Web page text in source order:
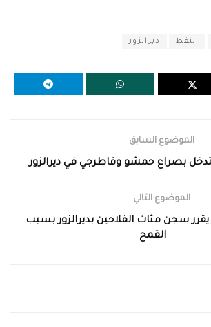
النفط ديرالزور
الموضوع السابق
بصراع حمشو وقاطرجي في ديرالزور
الموضوع التالي
يقرر سجن مئات الفلاحين بديرالزور بسبب
القمح